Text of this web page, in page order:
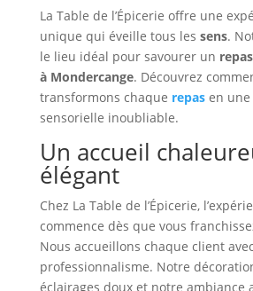
La Table de l’Épicerie offre une
unique qui éveille tous les sens.
le lieu idéal pour savourer un
à Mondercange. Découvrez
transformons chaque repas en
sensorielle inoubliable.
Un accueil
élégant
Chez La Table de l’Épicerie,
commence dès que vous
Nous accueillons chaque client
professionnalisme. Notre
éclairages doux et notre ambiance